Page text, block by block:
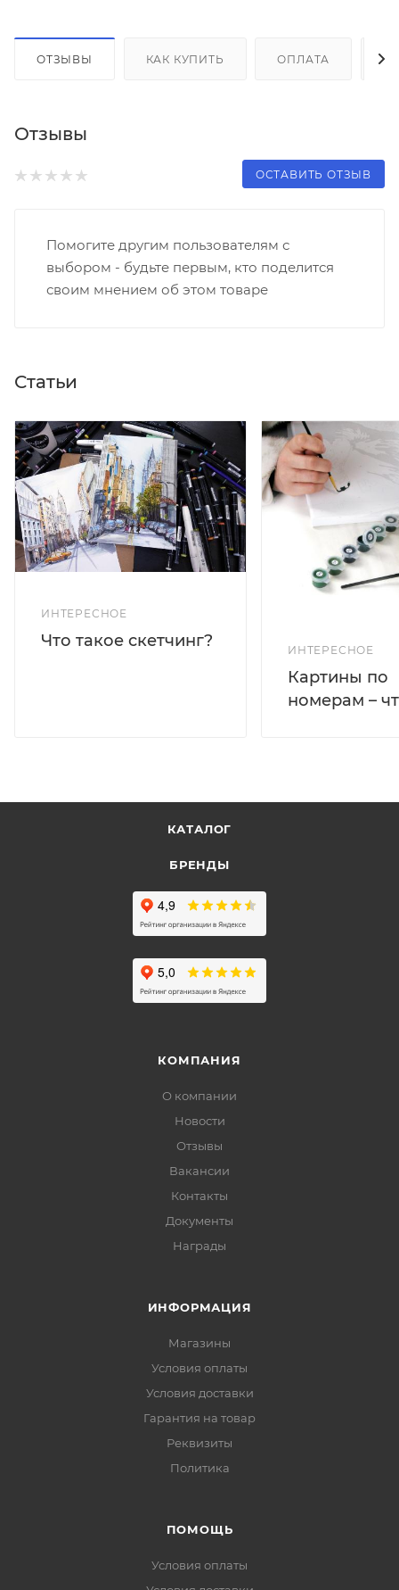
ОТЗЫВЫ КАК КУПИТЬ ОПЛАТА
Отзывы
ОСТАВИТЬ ОТЗЫВ
Помогите другим пользователям с
выбором - будьте первым, кто поделится
своим мнением об этом товаре
Статьи
ИНТЕРЕСНОЕ
Что такое скетчинг?
ИНТЕРЕСНОЕ
Картины по
номерам –
КАТАЛОГ
БРЕНДЫ
КОМПАНИЯ
О компании
Новости
Отзывы
Вакансии
Контакты
Документы
Награды
ИНФОРМАЦИЯ
Магазины
Условия оплаты
Условия доставки
Гарантия на товар
Реквизиты
Политика
ПОМОЩЬ
Условия оплаты